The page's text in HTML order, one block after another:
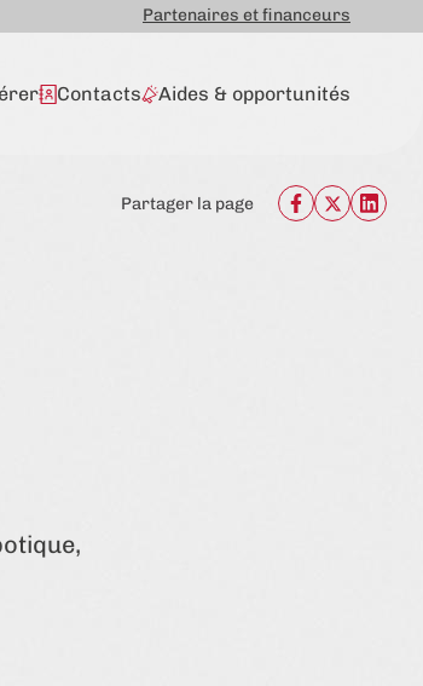
Partenaires et financeurs
Contacts Aides & opportunités
Partager la page